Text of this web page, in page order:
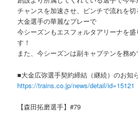
チャンスを加速させ、ピンチで流れを切
大金選手の華麗なプレーで
今シーズンもエスフォルタアリーナを
す！
また、今シーズンは副キャプテンを務め
■大金広弥選手契約締結（継続）のお知
https://trains.co.jp/news/detail/id=15121
【森田拓磨選手】#79